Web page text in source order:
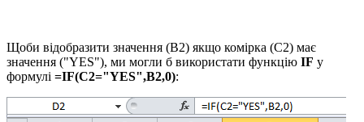
Щоби відобразити значення (B2) якщо комірка (C2) має
значення ("YES"), ми могли б використати функцію IF у
формулі =IF(C2="YES",B2,0):